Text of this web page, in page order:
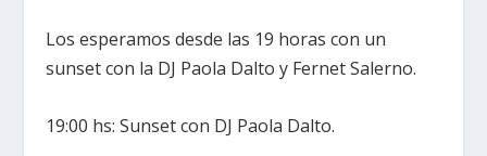
Los esperamos desde las 19 horas con un
sunset con la DJ Paola Dalto y Fernet Salerno.
19:00 hs: Sunset con DJ Paola Dalto.